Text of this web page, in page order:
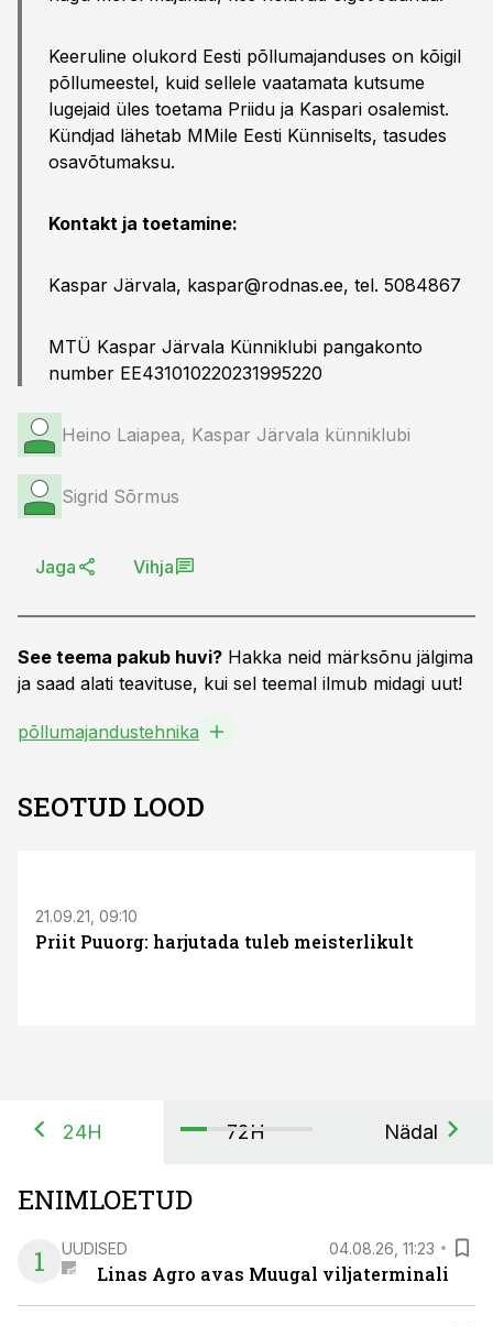
Keeruline olukord Eesti põllumajanduses on kõigil
põllumeestel, kuid sellele vaatamata kutsume
lugejaid üles toetama Priidu ja Kaspari osalemist.
Kündjad lähetab MMile Eesti Künniselts, tasudes
osavõtumaksu.
Kontakt ja toetamine:
Kaspar Järvala, kaspar@rodnas.ee, tel. 5084867
MTÜ Kaspar Järvala Künniklubi pangakonto
number EE431010220231995220
Heino Laiapea, Kaspar Järvala künniklubi
Sigrid Sõrmus
Jaga Vihja
See teema pakub huvi? Hakka neid märksõnu jälgima
ja saad alati teavituse, kui sel teemal ilmub midagi uut!
põllumajandustehnika
SEOTUD LOOD
21.09.21, 09:10
Priit Puuorg: harjutada tuleb meisterlikult
24H 72H Nädal
ENIMLOETUD
1
UUDISED 04.08.26, 11:23
Linas Agro avas Muugal viljaterminali